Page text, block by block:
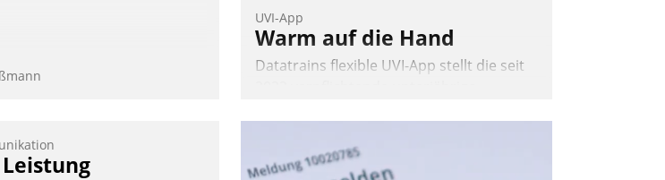
UVI-App
Warm auf die Hand
Datatrains flexible UVI-App stellt die seit
Die monatlichen Mitteilungen zum
Heizungs- und Wasserverbrauch gehen